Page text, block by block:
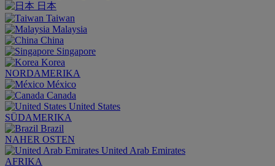
日本
Taiwan
Malaysia
China
Singapore
Korea
NORDAMERIKA
México
Canada
United States
SÜDAMERIKA
Brazil
NAHER OSTEN
United Arab Emirates
AFRIKA